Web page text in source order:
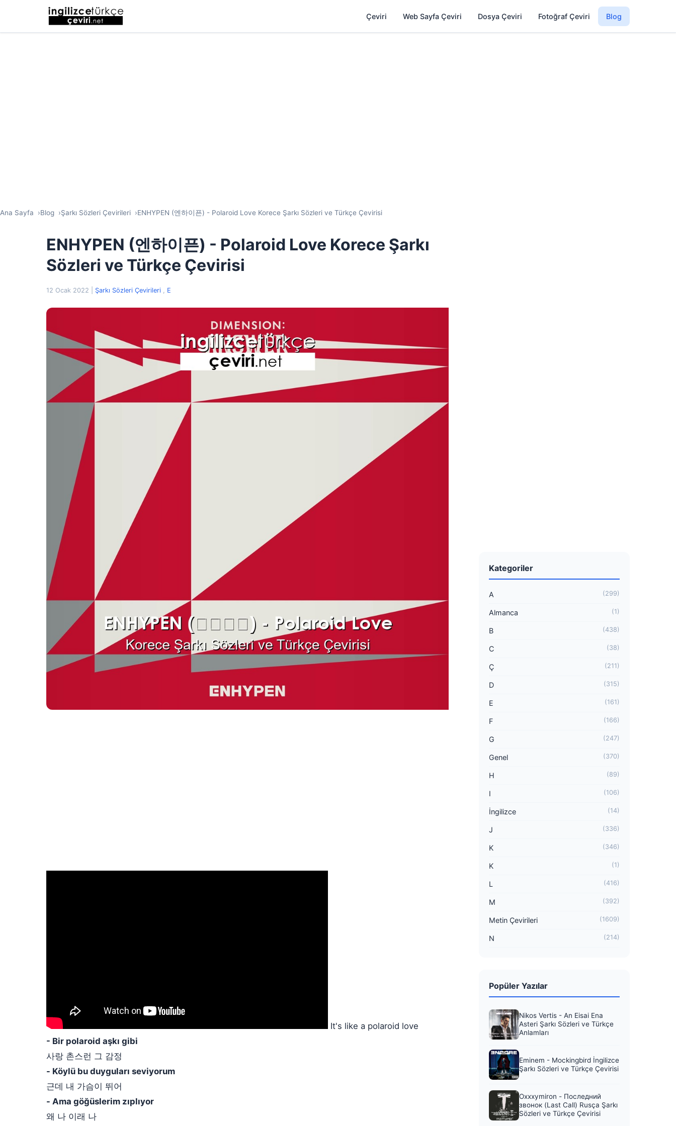
Çeviri Web Sayfa Çeviri Dosya Çeviri Fotoğraf Çeviri Blog
Ana Sayfa Blog Şarkı Sözleri Çevirileri ENHYPEN (엔하이픈) - Polaroid Love Korece Şarkı Sözleri ve Türkçe Çevirisi
ENHYPEN (엔하이픈) - Polaroid Love Korece Şarkı
Sözleri ve Türkçe Çevirisi
12 Ocak 2022 Şarkı Sözleri Çevirileri , E
It's like a polaroid love
- Bir polaroid aşkı gibi
사랑 촌스런 그 감정
- Köylü bu duyguları seviyorum
근데 내 가슴이 뛰어
- Ama göğüslerim zıplıyor
왜 나 이래 나
Kategoriler
A (299)
Almanca (1)
B (438)
C (38)
Ç (211)
D (315)
E (161)
F (166)
G (247)
Genel (370)
H (89)
I (106)
İngilizce (14)
J (336)
K (346)
K (1)
L (416)
M (392)
Metin Çevirileri (1609)
N (214)
Popüler Yazılar
Nikos Vertis - An Eisai Ena
Asteri Şarkı Sözleri ve Türkçe
Anlamları
Eminem - Mockingbird İngilizce
Şarkı Sözleri ve Türkçe Çevirisi
Oxxxymiron - Последний
звонок (Last Call) Rusça Şarkı
Sözleri ve Türkçe Çevirisi